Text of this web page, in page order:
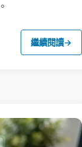
繼續閱讀→